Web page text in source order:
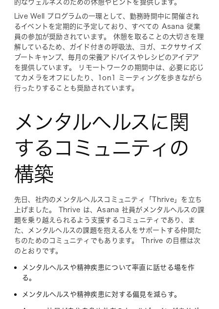
的なウェルネスのための休憩やヒントを提供します。
Live Well プログラムの一環として、勤務時間中に開催され
るイベントを定期的に予定しており、すべての Asana 従業
員の参加が奨励されています。 休憩を取ることの大切さを理
解しているため、ガイド付きの呼吸法、ヨガ、エクササイズ
ブートキャンプ、毎月の栄養アドバイスやレシピのアイデア
を提供しています。 リモートワークの期間中は、必要に応じ
てカメラをオフにしたり、1on1 ミーティングを歩きながら
行ったりすることも奨励されています。
メンタルヘルスに関
するコミュニティの
構築
先日、社内のメンタルヘルスコミュニティ「Thrive」を立ち
上げました。 Thrive は、Asana 社員がメンタルヘルスの課
題を乗り越えられるよう支援するコミュニティであり、ま
た、メンタルヘルスの課題を抱える人をサポートする仲間た
ちのためのコミュニティでもあります。 Thrive の目標は次
のとおりです。
メンタルヘルスや精神疾患について率直に話せる場を作
る。
メンタルヘルスや精神疾患に対する偏見を減らす。